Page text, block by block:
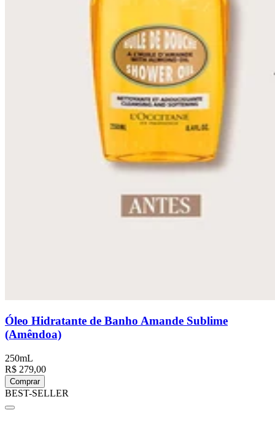
Óleo Hidratante de Banho Amande Sublime
(Amêndoa)
250mL
R$ 279,00
Comprar
BEST-SELLER